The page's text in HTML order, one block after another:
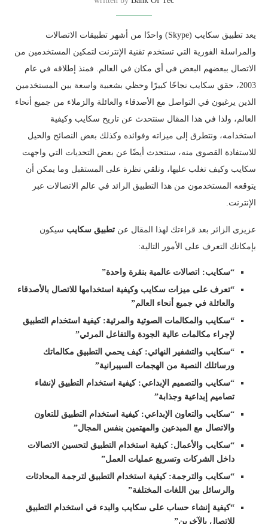
يعد تطبيق سكايب (Skype) واحدًا من أشهر تطبيقات الاتصالات
والمراسلة الفورية التي تستخدم تقنية الإنترنت لتمكين المستخدمين من
الاتصال ببعضهم البعض في أي مكان في العالم. فمنذ إطلاقه في عام
2003، حقق سكايب نجاحًا كبيرًا وحظي بشعبية واسعة بين المستخدمين
الذين يرغبون في التواصل مع الأصدقاء والعائلة والزملاء من جميع أنحاء
العالم، ولذا في هذا المقال سنتحدث عن تاريخ سكايب وكيفية
استخدامه، ونتطرق إلى ميزاته وفوائده وكذلك بعض النصائح والحيل
للاستفادة القصوى منه، سنتحدث أيضًا عن بعض التحديات التي واجهت
سكايب وكيف تغلب عليها، ونلقي نظرة على المستقبل وما يمكن أن
يتوقعه المستخدمون من هذا التطبيق الرائد في عالم الاتصالات عبر
الإنترنت.
عزيزى الزائر بعد قراءتك لهذا المقال عن تطبيق سكايب سيكون
بإمكانك التعرف على الأمور التالية:
“سكايب: اتصالات عالمية بنقرة واحدة”
“تعرف على ميزات سكايب وكيفية استخدامها للاتصال بالأصدقاء
والعائلة في جميع أنحاء العالم”
“سكايب والمكالمات الصوتية والمرئية: كيفية استخدام التطبيق
لإجراء مكالمات عالية الجودة والتفاعل المرئي”
“سكايب والتشفير النهائي: كيف يحمي التطبيق مكالماتك
ورسائلك النصية من الهجمات السيبرانية”
“سكايب والتصميم الإبداعي: كيفية استخدام التطبيق لإنشاء
تصاميم إبداعية وجذابة”
“سكايب والتعاون الإبداعي: كيفية استخدام التطبيق للتعاون
والاتصال مع المبدعين والمهتمين بنفس المجال”
“سكايب والأعمال: كيفية استخدام التطبيق لتحسين الاتصالات
داخل الشركات وتسريع عمليات العمل”
“سكايب والترجمة: كيفية استخدام التطبيق لترجمة المحادثات
والرسائل بين اللغات المختلفة”
“كيفية إنشاء حساب على سكايب والبدء في استخدام التطبيق
للاتصال بالآخرين”